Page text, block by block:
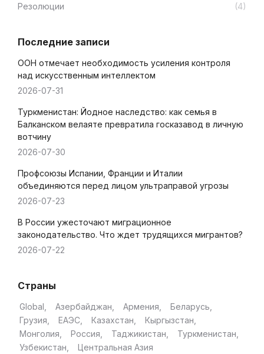
Резолюции
(4)
Последние записи
ООН отмечает необходимость усиления контроля
над искусственным интеллектом
2026-07-31
Туркменистан: Йодное наследство: как семья в
Балканском велаяте превратила госказавод в личную
вотчину
2026-07-30
Профсоюзы Испании, Франции и Италии
объединяются перед лицом ультраправой угрозы
2026-07-23
В России ужесточают миграционное
законодательство. Что ждет трудящихся мигрантов?
2026-07-22
Страны
Global Азербайджан Армения
Беларусь
Грузия
ЕАЭС Казахстан
Кыргызстан
Монголия
Россия Таджикистан
Туркменистан
Узбекистан
Центральная Азия